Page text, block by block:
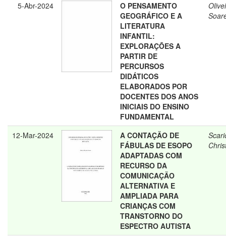
5-Abr-2024
O PENSAMENTO
GEOGRÁFICO E A
LITERATURA
INFANTIL:
EXPLORAÇÕES A
PARTIR DE
PERCURSOS
DIDÁTICOS
ELABORADOS POR
DOCENTES DOS ANOS
INICIAIS DO ENSINO
FUNDAMENTAL
12-Mar-2024
A CONTAÇÃO DE
FÁBULAS DE ESOPO
ADAPTADAS COM
RECURSO DA
COMUNICAÇÃO
ALTERNATIVA E
AMPLIADA PARA
CRIANÇAS COM
TRANSTORNO DO
ESPECTRO AUTISTA